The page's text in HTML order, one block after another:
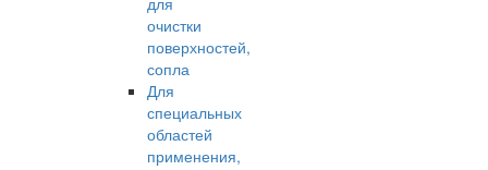
очистки
поверхностей,
сопла
Для
специальных
областей
применения,